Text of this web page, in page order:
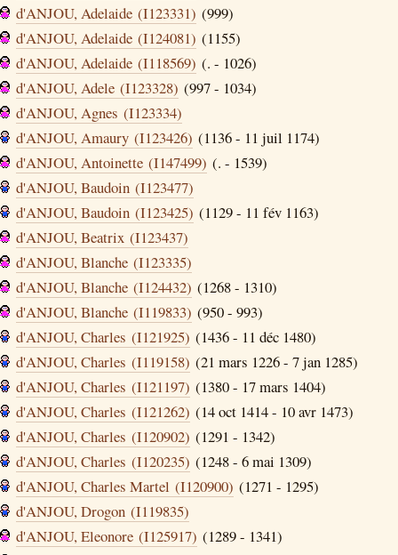
d'ANJOU, Adelaide (I123331) (999)
d'ANJOU, Adelaide (I124081) (1155)
d'ANJOU, Adelaide (I118569) (. - 1026)
d'ANJOU, Adele (I123328) (997 - 1034)
d'ANJOU, Agnes (I123334)
d'ANJOU, Amaury (I123426) (1136 - 11 juil 1174)
d'ANJOU, Antoinette (I147499) (. - 1539)
d'ANJOU, Baudoin (I123477)
d'ANJOU, Baudoin (I123425) (1129 - 11 fév 1163)
d'ANJOU, Beatrix (I123437)
d'ANJOU, Blanche (I123335)
d'ANJOU, Blanche (I124432) (1268 - 1310)
d'ANJOU, Blanche (I119833) (950 - 993)
d'ANJOU, Charles (I121925) (1436 - 11 déc 1480)
d'ANJOU, Charles (I119158) (21 mars 1226 - 7 jan 1285)
d'ANJOU, Charles (I121197) (1380 - 17 mars 1404)
d'ANJOU, Charles (I121262) (14 oct 1414 - 10 avr 1473)
d'ANJOU, Charles (I120902) (1291 - 1342)
d'ANJOU, Charles (I120235) (1248 - 6 mai 1309)
d'ANJOU, Charles Martel (I120900) (1271 - 1295)
d'ANJOU, Drogon (I119835)
d'ANJOU, Eleonore (I125917) (1289 - 1341)